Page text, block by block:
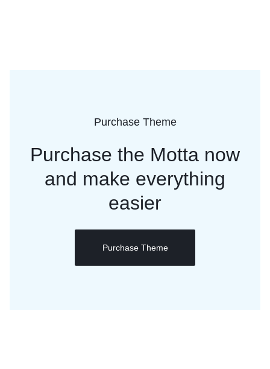
Purchase Theme
Purchase the Motta now
and make everything
easier
Purchase Theme